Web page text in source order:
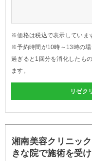
※価格は税込で表示していま
※予約時間が10時～13時の
過ぎると1回分を消化したも
ます。
リゼク
湘南美容クリニッ
きな院で施術を受